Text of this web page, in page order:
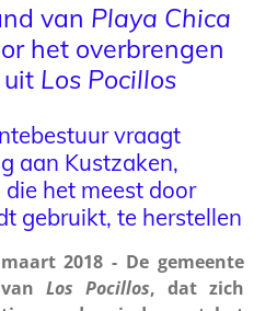
van Playa Chica
het overbrengen
Los Pocillos
vraagt
aan Kustzaken,
het meest door
gebruikt, te herstellen
2018 - De gemeente
Los Pocillos, dat zich